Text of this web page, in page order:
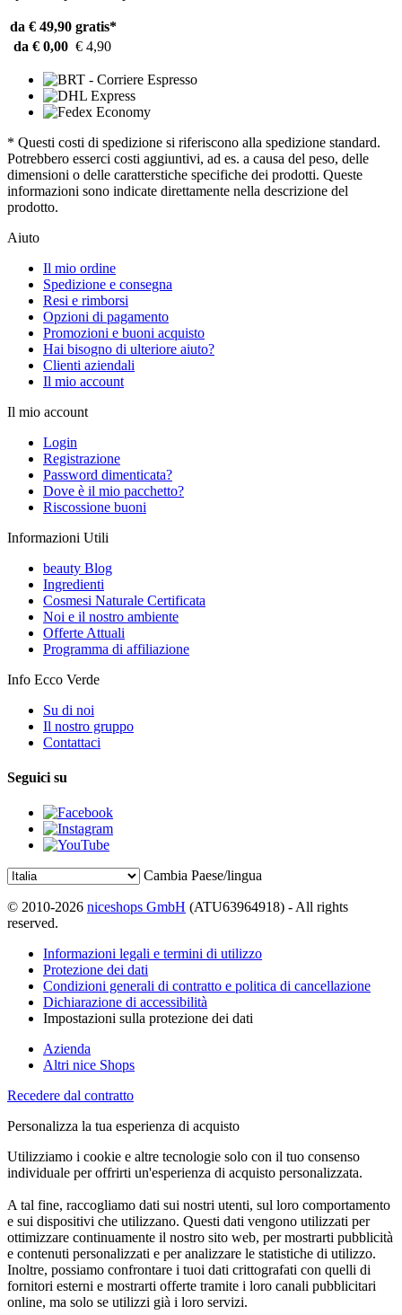
da € 49,90 gratis*
da € 0,00 € 4,90
* Questi costi di spedizione si riferiscono alla spedizione standard.
Potrebbero esserci costi aggiuntivi, ad es. a causa del peso, delle
dimensioni o delle caratterstiche specifiche dei prodotti. Queste
informazioni sono indicate direttamente nella descrizione del
prodotto.
Aiuto
Il mio ordine
Spedizione e consegna
Resi e rimborsi
Opzioni di pagamento
Promozioni e buoni acquisto
Hai bisogno di ulteriore aiuto?
Clienti aziendali
Il mio account
Il mio account
Login
Registrazione
Password dimenticata?
Dove è il mio pacchetto?
Riscossione buoni
Informazioni Utili
beauty Blog
Ingredienti
Cosmesi Naturale Certificata
Noi e il nostro ambiente
Offerte Attuali
Programma di affiliazione
Info Ecco Verde
Su di noi
Il nostro gruppo
Contattaci
Seguici su
Cambia Paese/lingua
© 2010-2026 niceshops GmbH (ATU63964918) - All rights
reserved.
Informazioni legali e termini di utilizzo
Protezione dei dati
Condizioni generali di contratto e politica di cancellazione
Dichiarazione di accessibilità
Impostazioni sulla protezione dei dati
Azienda
Altri nice Shops
Recedere dal contratto
Personalizza la tua esperienza di acquisto
Utilizziamo i cookie e altre tecnologie solo con il tuo consenso
individuale per offrirti un'esperienza di acquisto personalizzata.
A tal fine, raccogliamo dati sui nostri utenti, sul loro comportamento
e sui dispositivi che utilizzano. Questi dati vengono utilizzati per
ottimizzare continuamente il nostro sito web, per mostrarti pubblicità
e contenuti personalizzati e per analizzare le statistiche di utilizzo.
Inoltre, possiamo confrontare i tuoi dati crittografati con quelli di
fornitori esterni e mostrarti offerte tramite i loro canali pubblicitari
online, ma solo se utilizzi già i loro servizi.